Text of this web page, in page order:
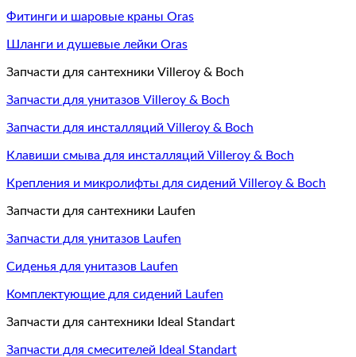
Фитинги и шаровые краны Oras
Шланги и душевые лейки Oras
Запчасти для сантехники Villeroy & Boch
Запчасти для унитазов Villeroy & Boch
Запчасти для инсталляций Villeroy & Boch
Клавиши смыва для инсталляций Villeroy & Boch
Крепления и микролифты для сидений Villeroy & Boch
Запчасти для сантехники Laufen
Запчасти для унитазов Laufen
Сиденья для унитазов Laufen
Комплектующие для сидений Laufen
Запчасти для сантехники Ideal Standart
Запчасти для смесителей Ideal Standart